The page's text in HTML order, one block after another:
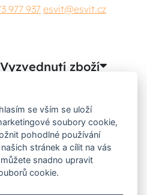
977 937 esvit@esvit.cz
Vyzvednutí zboží
se vším se uloží
soubory cookie,
pohodlné používání
stránek a cílit na vás
snadno upravit
cookie.